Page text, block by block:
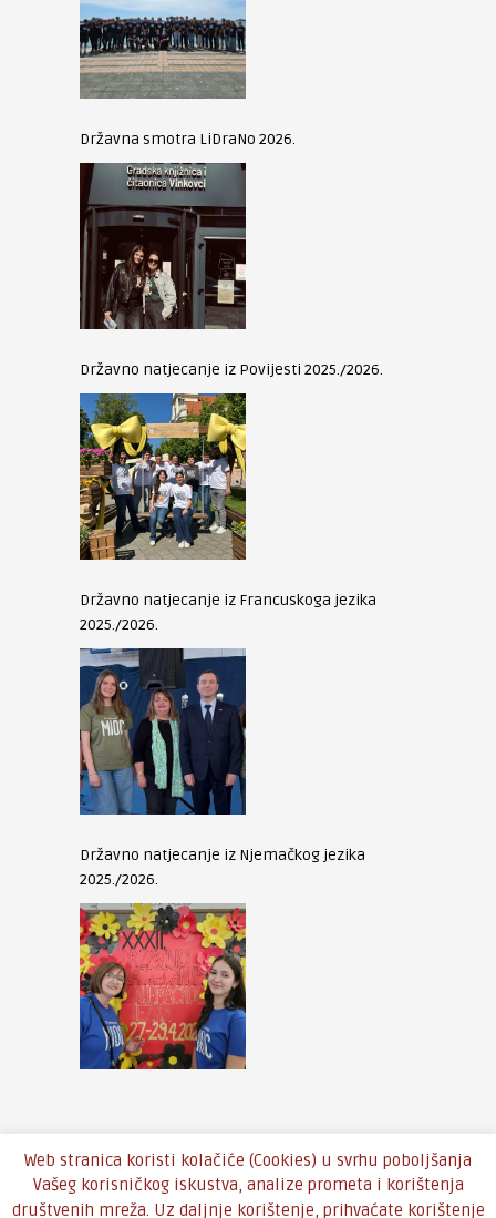
Državna smotra LiDraNo 2026.
Državno natjecanje iz Povijesti 2025./2026.
Državno natjecanje iz Francuskoga jezika
2025./2026.
Državno natjecanje iz Njemačkog jezika
2025./2026.
Web stranica koristi kolačiće (Cookies) u svrhu poboljšanja
Vašeg korisničkog iskustva, analize prometa i korištenja
društvenih mreža. Uz daljnje korištenje, prihvaćate korištenje